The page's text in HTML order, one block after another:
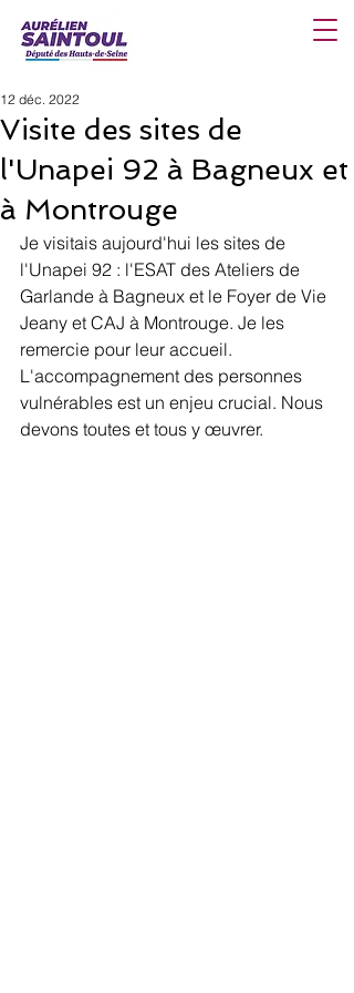
Visite des sites de
l'Unapei 92 à Bagneux et
à Montrouge
12 déc. 2022
Je visitais aujourd'hui les sites de
l'Unapei 92 : l'ESAT des Ateliers de
Garlande à Bagneux et le Foyer de Vie
Jeany et CAJ à Montrouge. Je les
remercie pour leur accueil.
L'accompagnement des personnes
vulnérables est un enjeu crucial. Nous
devons toutes et tous y œuvrer.